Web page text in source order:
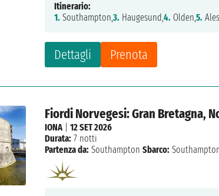
Dettagli Prenota
Itinerario:
1. Southampton,3. Haugesund,4. Olden,5.
Fiordi Norvegesi: Gran Bretagna,
IONA|12 SET 2026
Durata: 7 notti
Partenza da: Southampton Sbarco: